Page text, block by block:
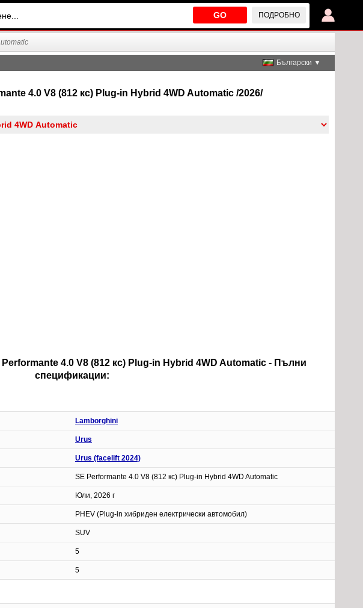
GO ПОДРОБНО
Български ▼
4.0 V8 (812 кс) Plug-in Hybrid 4WD Automatic /2026/
4.0 V8 (812 кс) Plug-in Hybrid 4WD Automatic - Пълни
спецификации:
Lamborghini
Urus
Urus (facelift 2024)
SE Performante 4.0 V8 (812 кс) Plug-in Hybrid 4WD Automatic
Юли, 2026 г
PHEV (Plug-in хибриден електрически автомобил)
SUV
5
5